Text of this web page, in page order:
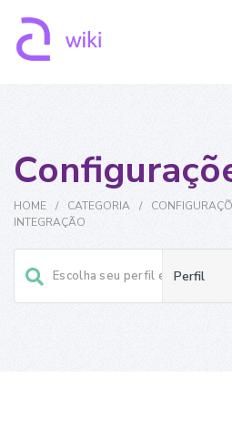
HOME / CATEGORIA /
INTEGRAÇÃO